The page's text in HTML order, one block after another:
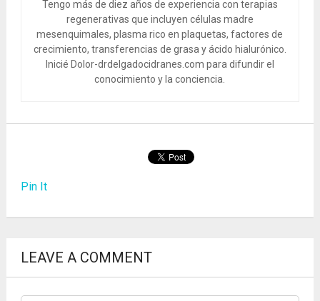
Tengo más de diez años de experiencia con terapias
regenerativas que incluyen células madre
mesenquimales, plasma rico en plaquetas, factores de
crecimiento, transferencias de grasa y ácido hialurónico.
Inicié Dolor-drdelgadocidranes.com para difundir el
conocimiento y la conciencia.
Pin It
LEAVE A COMMENT